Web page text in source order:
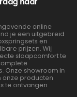
online
je een uitgebreid
en
prijzen. Wij
slaapcomfort te
Onze showroom in
onze producten
te ontvangen.